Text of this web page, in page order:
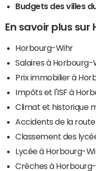
Budgets des villes
En savoir plus
Horbourg-Wihr
Salaires à Horbourg-
Prix immobilier à
Impôts et l'ISF à
Climat et historique
Accidents de la
Classement des
Lycée à Horbourg-
Crèches à